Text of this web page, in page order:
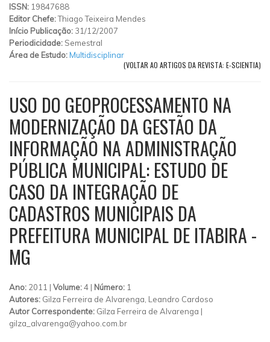
ISSN: 19847688
Editor Chefe:Thiago Teixeira Mendes
Início Publicação: 31/12/2007
Periodicidade: Semestral
Área de Estudo:Multidisciplinar
(VOLTAR AO ARTIGOS DA REVISTA: E-SCIENTIA)
USO DO GEOPROCESSAMENTO NA
MODERNIZAÇÃO DA GESTÃO DA
INFORMAÇÃO NA ADMINISTRAÇÃO
PÚBLICA MUNICIPAL: ESTUDO DE
CASO DA INTEGRAÇÃO DE
CADASTROS MUNICIPAIS DA
PREFEITURA MUNICIPAL DE ITABIRA -
MG
Ano: 2011 | Volume:4 | Número: 1
Autores: Gilza Ferreira de Alvarenga, Leandro Cardoso
Autor Correspondente: Gilza Ferreira de Alvarenga |
gilza_alvarenga@yahoo.com.br